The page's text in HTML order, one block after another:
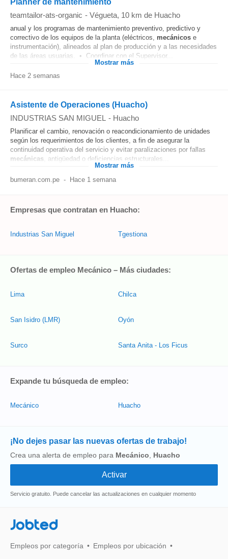
Planner de mantenimiento
teamtailor-ats-organic - Végueta, 10 km de Huacho
anual y los programas de mantenimiento preventivo, predictivo y
correctivo de los equipos de la planta (eléctricos, mecánicos e
instrumentación), alineados al plan de producción y a las necesidades
de las áreas usuarias. • Coordinar con el Supervisor...
Mostrar más
Hace 2 semanas
Asistente de Operaciones (Huacho)
INDUSTRIAS SAN MIGUEL - Huacho
Planificar el cambio, renovación o reacondicionamiento de unidades
según los requerimientos de los clientes, a fin de asegurar la
continuidad operativa del servicio y evitar paralizaciones por fallas
mecánicas , antigüedad o deficiencias estructurales...
Mostrar más
bumeran.com.pe - Hace 1 semana
Empresas que contratan en Huacho:
Industrias San Miguel Tgestiona
Ofertas de empleo Mecánico – Más ciudades:
Lima
San Isidro (LMR)
Surco
Chilca
Oyón
Santa Anita - Los Ficus
Expande tu búsqueda de empleo:
Mecánico Huacho
¡No dejes pasar las nuevas ofertas de trabajo!
Crea una alerta de empleo para Mecánico Huacho
Servicio gratuito. Puede cancelar las actualizaciones en cualquier momento
Jobted
Empleos por categoría Empleos por ubicación